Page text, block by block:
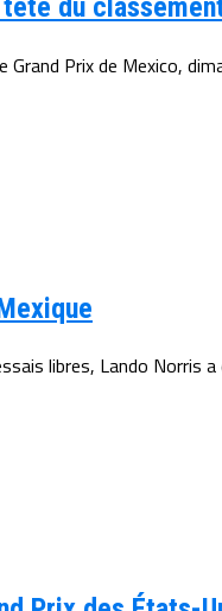
tête du
Prix de Mexico,
libres, Lando